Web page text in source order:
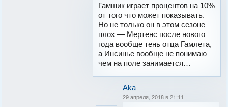
Гамшик играет процентов на 10%
от того что может показывать.
Но не только он в этом сезоне
плох — Мертенс после нового
года вообще тень отца Гамлета,
а Инсинье вообще не понимаю
чем на поле занимается…
Aka
29 апреля, 2018 в 21:11